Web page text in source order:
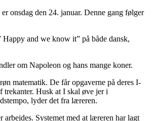
onsdag den 24. januar. Denne gang følger
Happy and we know it” på både dansk,
om Napoleon og hans mange koner.
matematik. De får opgaverne på deres I-
trekanter. Husk at I skal øve jer i
lyder det fra læreren.
arbejdes. Systemet med at læreren har lagt